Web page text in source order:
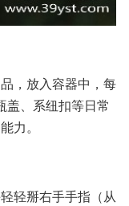
，放入容器中，每
盖、系纽扣等日常
力。
轻掰右手手指（从